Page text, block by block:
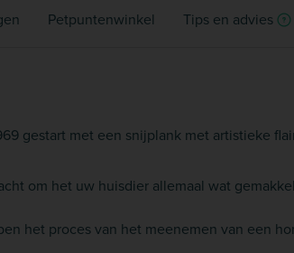
Petpuntenwinkel Tips en advies
gestart met een snijplank met artistieke
om het uw huisdier allemaal wat
het proces van het meenemen van een